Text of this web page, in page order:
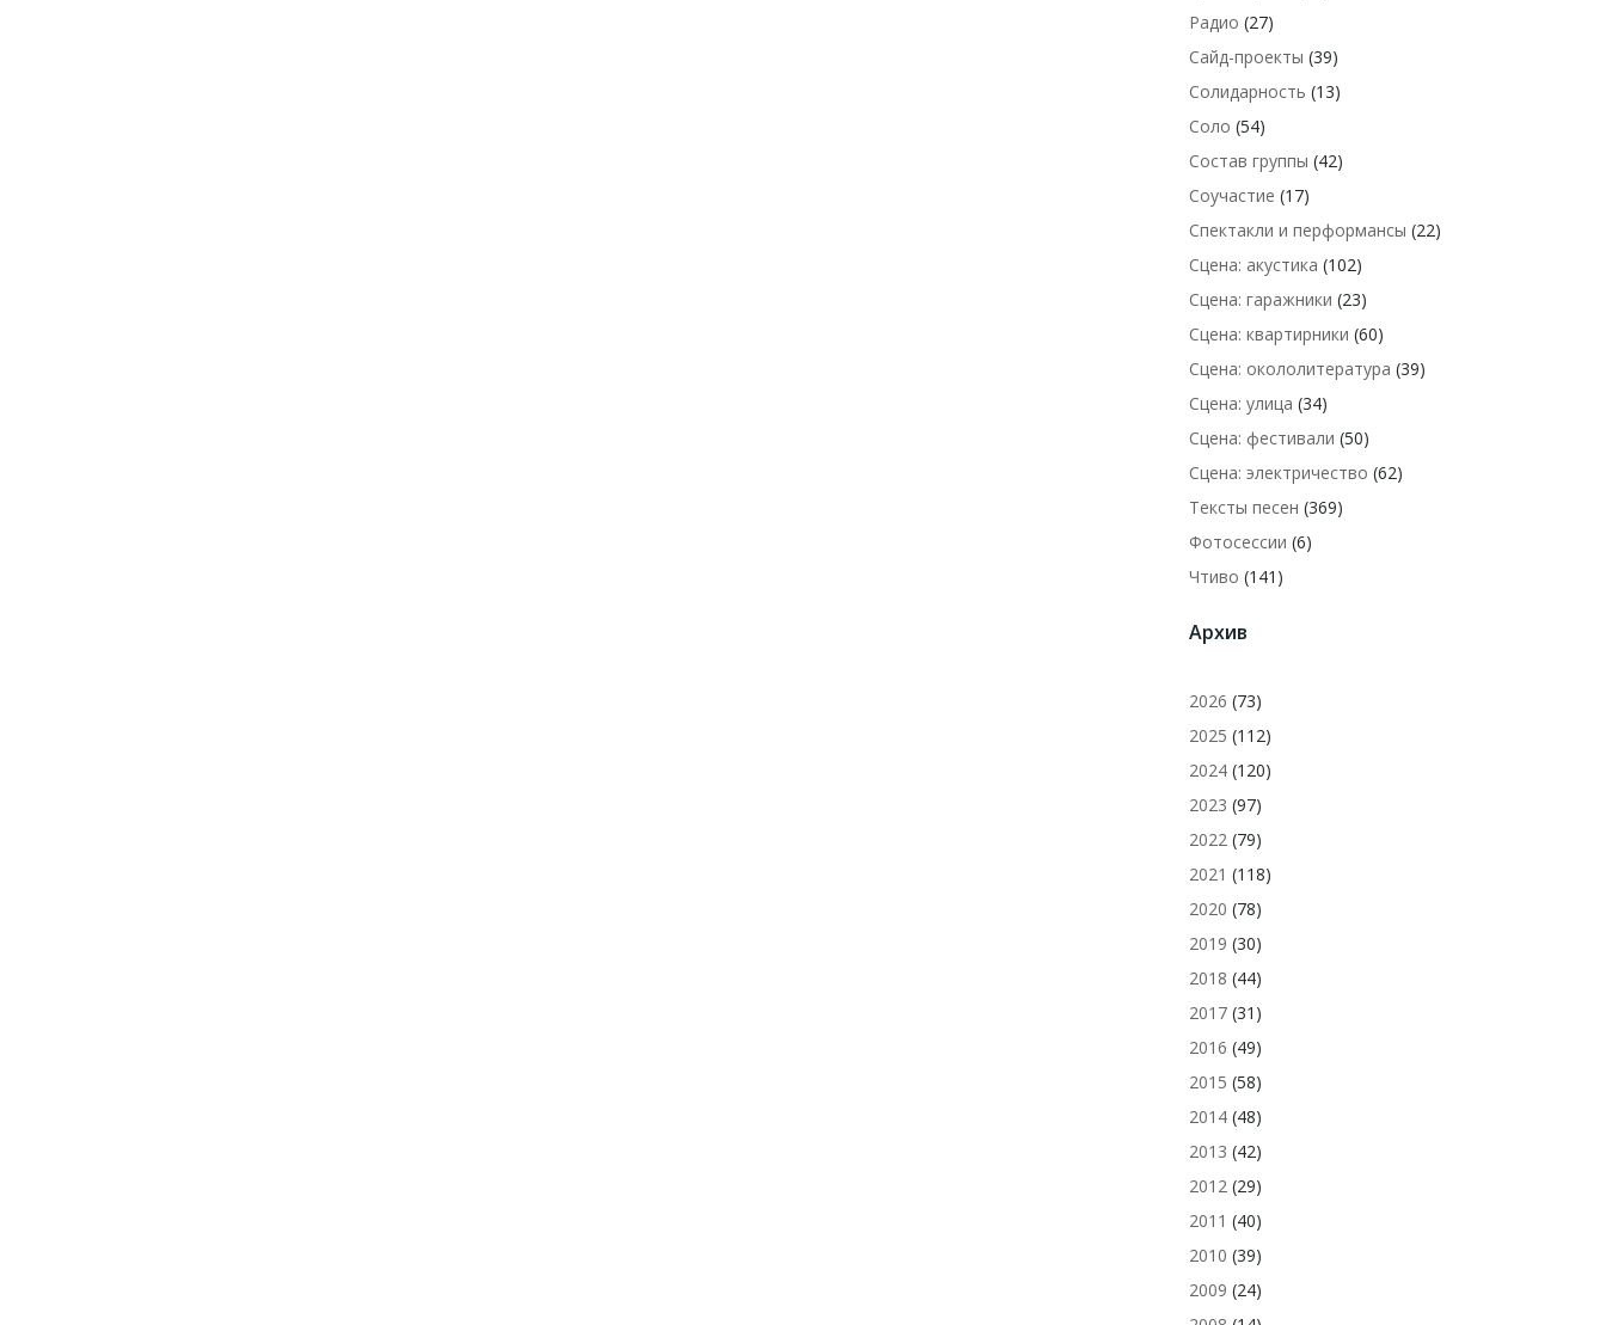
Радио (27)
Сайд-проекты (39)
Солидарность (13)
Соло (54)
Состав группы (42)
Соучастие (17)
Спектакли и перформансы (22)
Сцена: акустика (102)
Сцена: гаражники (23)
Сцена: квартирники (60)
Сцена: окололитература (39)
Сцена: улица (34)
Сцена: фестивали (50)
Сцена: электричество (62)
Тексты песен (369)
Фотосессии (6)
Чтиво (141)
Архив
2026 (73)
2025 (112)
2024 (120)
2023 (97)
2022 (79)
2021 (118)
2020 (78)
2019 (30)
2018 (44)
2017 (31)
2016 (49)
2015 (58)
2014 (48)
2013 (42)
2012 (29)
2011 (40)
2010 (39)
2009 (24)